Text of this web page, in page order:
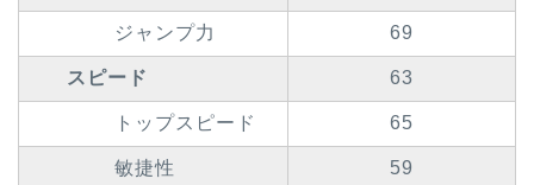
ジャンプ力 69
スピード 63
トップスピード 65
敏捷性 59